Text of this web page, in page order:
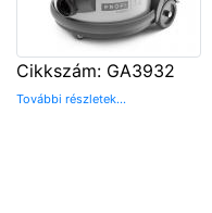
Cikkszám: GA3932
További részletek...